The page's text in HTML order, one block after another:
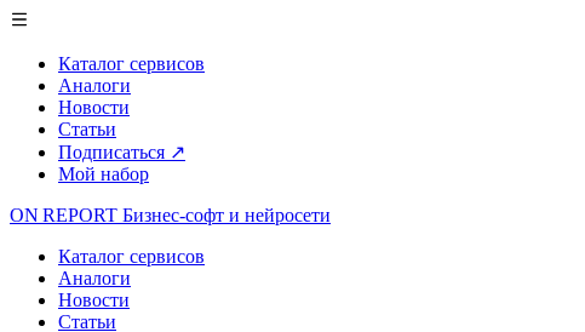
Каталог сервисов
Аналоги
Новости
Статьи
Подписаться ↗
Мой набор
ON REPORT Бизнес-софт и нейросети
Каталог сервисов
Аналоги
Новости
Статьи